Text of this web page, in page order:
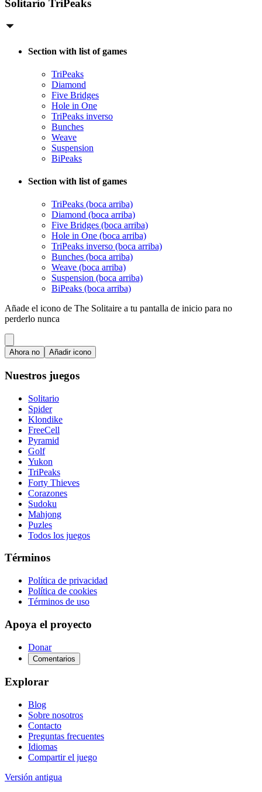
Solitario TriPeaks
Section with list of games
TriPeaks
Diamond
Five Bridges
Hole in One
TriPeaks inverso
Bunches
Weave
Suspension
BiPeaks
Section with list of games
TriPeaks (boca arriba)
Diamond (boca arriba)
Five Bridges (boca arriba)
Hole in One (boca arriba)
TriPeaks inverso (boca arriba)
Bunches (boca arriba)
Weave (boca arriba)
Suspension (boca arriba)
BiPeaks (boca arriba)
Añade el icono de The Solitaire a tu pantalla de inicio para no
perderlo nunca
Ahora no Añadir icono
Nuestros juegos
Solitario
Spider
Klondike
FreeCell
Pyramid
Golf
Yukon
TriPeaks
Forty Thieves
Corazones
Sudoku
Mahjong
Puzles
Todos los juegos
Términos
Política de privacidad
Política de cookies
Términos de uso
Apoya el proyecto
Donar
Comentarios
Explorar
Blog
Sobre nosotros
Contacto
Preguntas frecuentes
Idiomas
Compartir el juego
Versión antigua